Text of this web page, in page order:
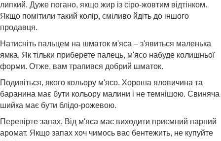
липкий. Дуже погано, якщо жир із сіро-жовтим відтінком.
Якщо помітили такий колір, сміливо йдіть до іншого
продавця.
Натисніть пальцем на шматок м'яса – з'явиться маленька
ямка. Як тільки приберете палець, м'ясо набуде колишньої
форми. Отже, вам трапився добрий шматок.
Подивіться, якого кольору м'ясо. Хороша яловичина та
баранина має бути кольору малини і не темнішою. Свиняча
шийка має бути блідо-рожевою.
Перевірте запах. Від м'яса має виходити приємний парний
аромат. Якщо запах хоч чимось вас бентежить, не купуйте